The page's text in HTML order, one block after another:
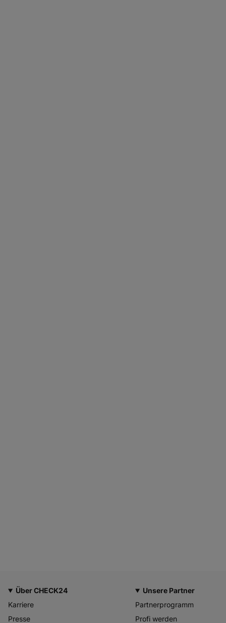
Über CHECK24
Karriere
Presse
Unsere Partner
Partnerprogramm
Profi werden